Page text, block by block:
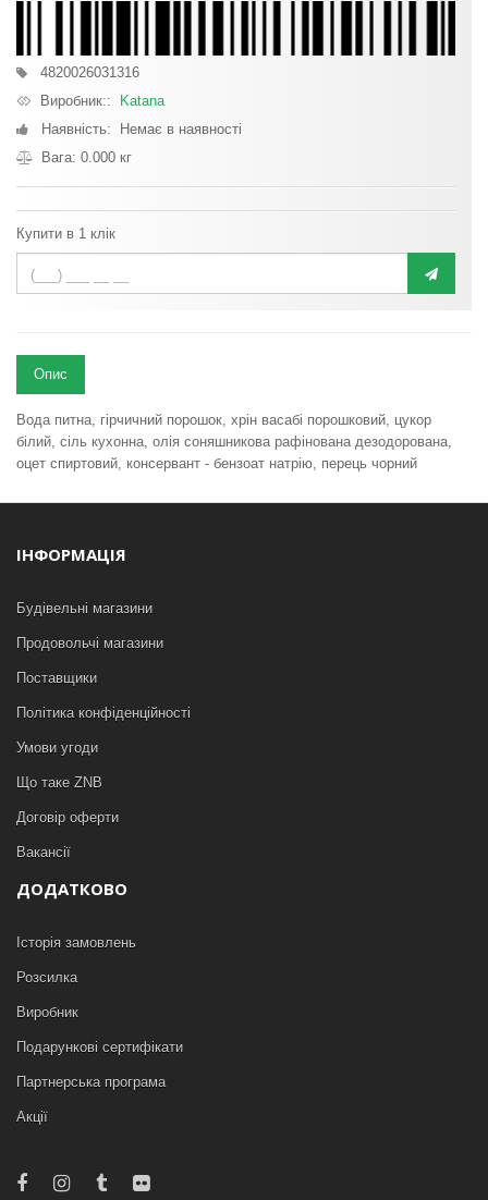
4820026031316
Виробник::
Katana
Наявність: Немає в наявності
Вага: 0.000 кг
Купити в 1 клік
Опис
Вода питна, гірчичний порошок, хрін васабі порошковий, цукор
білий, cіль кухонна, олія соняшникова рафінована дезодорована,
оцет спиртовий, консервант - бензоат натрію, перець чорний
ІНФОРМАЦІЯ
Будівельні магазини
Продовольчі магазини
Поставщики
Політика конфіденційності
Умови угоди
Що таке ZNB
Договір оферти
Вакансії
ДОДАТКОВО
Історія замовлень
Розсилка
Виробник
Подарункові сертифікати
Партнерська програма
Акції